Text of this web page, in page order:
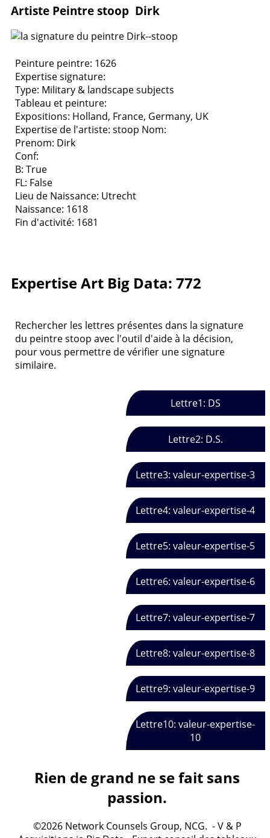
Artiste Peintre stoop Dirk
Peinture peintre: 1626
Expertise signature:
Type: Military & landscape subjects
Tableau et peinture:
Expositions: Holland, France, Germany, UK
Expertise de l'artiste: stoop Nom:
Prenom: Dirk
Conf:
B: True
FL: False
Lieu de Naissance: Utrecht
Naissance: 1618
Fin d'activité: 1681
Expertise Art Big Data: 772
Rechercher les lettres présentes dans la signature
du peintre stoop avec l'outil d'aide à la décision,
pour vous permettre de vérifier une signature
similaire.
Lettre1: DS
Lettre2: D.S.
Lettre3: valeur-expertise-3
Lettre4: valeur-expertise-4
Lettre5: valeur-expertise-5
Lettre6: valeur-expertise-6
Lettre7: valeur-expertise-7
Lettre8: valeur-expertise-8
Lettre9: valeur-expertise-9
Lettre10: valeur-expertise-
10
Rien de grand ne se fait sans
passion.
©2026 Network Counsels Group, NCG. - V & P